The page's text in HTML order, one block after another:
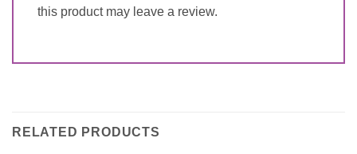
this product may leave a review.
RELATED PRODUCTS